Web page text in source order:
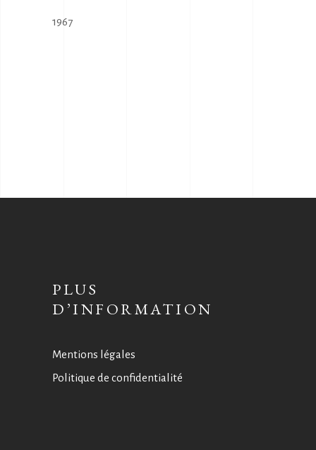
1967
PLUS
D’INFORMATION
Mentions légales
Politique de confidentialité